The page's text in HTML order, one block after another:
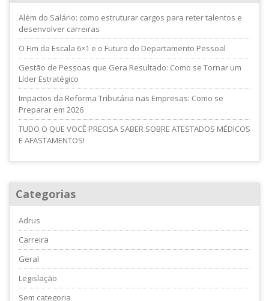
Além do Salário: como estruturar cargos para reter talentos e
desenvolver carreiras
O Fim da Escala 6×1 e o Futuro do Departamento Pessoal
Gestão de Pessoas que Gera Resultado: Como se Tornar um
Líder Estratégico
Impactos da Reforma Tributária nas Empresas: Como se
Preparar em 2026
TUDO O QUE VOCÊ PRECISA SABER SOBRE ATESTADOS MÉDICOS
E AFASTAMENTOS!
Categorias
Adrus
Carreira
Geral
Legislação
Sem categoria